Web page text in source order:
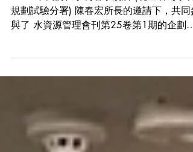
遲來的推廣宣傳！ 水患治理自然
解方未來可能
與了 水資源管理會刊第25卷第1期的企劃，
略與管理」。藉著這個難得的機會，我們撰
一篇「台灣推動水患治理自然解方的挑戰與
議」，從水患治理自然解...